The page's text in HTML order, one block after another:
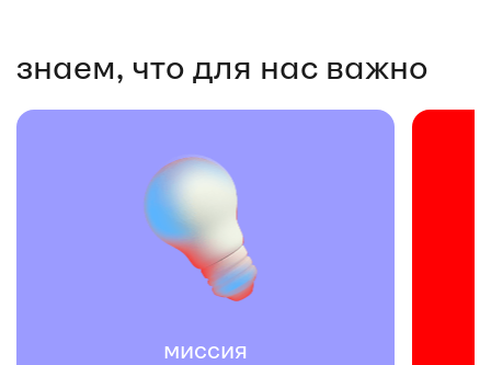
знаем, что для нас важно
команда